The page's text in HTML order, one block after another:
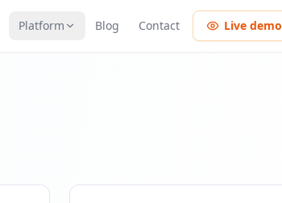
Platform Blog Contact Live demo